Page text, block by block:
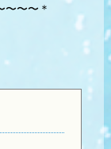
〜〜〜＊